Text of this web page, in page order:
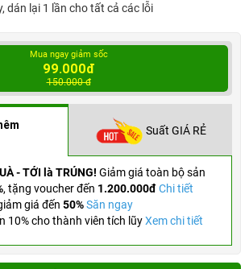
dán lại 1 lần cho tất cả các lỗi
Mua ngay giảm sốc
99.000đ
150.000 đ
Suất GIÁ RẺ
- TỚI là TRÚNG! Giảm giá toàn bộ sản
, tặng voucher đến 1.200.000đChi tiết
giá đến 50%Săn ngay
10% cho thành viên tích lũyXem chi tiết